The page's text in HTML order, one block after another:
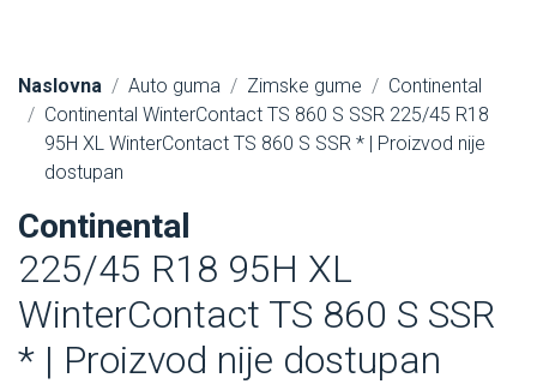
Naslovna Auto guma Zimske gume
Continental
Continental WinterContact TS 860 S SSR 225/45 R18
95H XL WinterContact TS 860 S SSR * | Proizvod nije
dostupan
Continental
225/45 R18 95H XL
WinterContact TS 860 S SSR
* | Proizvod nije dostupan